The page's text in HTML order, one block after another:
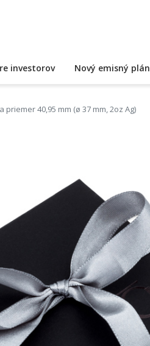
investorov Nový emisný plán
priemer 40,95 mm (ø 37 mm, 2oz Ag)